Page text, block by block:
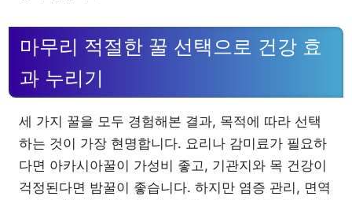
마무리 적절한 꿀 선택으로 건강 효
과 누리기
세 가지 꿀을 모두 경험해본 결과, 목적에 따라 선택
하는 것이 가장 현명합니다. 요리나 감미료가 필요하
다면 아카시아꿀이 가성비 좋고, 기관지와 목 건강이
걱정된다면 밤꿀이 좋습니다. 하지만 염증 관리, 면역